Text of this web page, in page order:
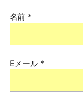
名前 *
Eメール *